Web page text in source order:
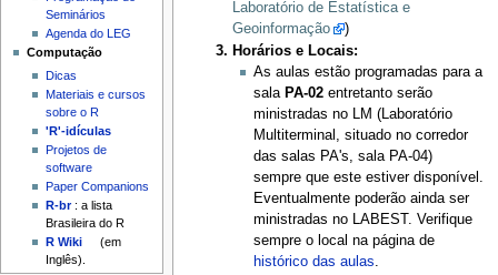
Laboratório de Estatística e
Geoinformação
)
Horários e Locais:
As aulas estão programadas para a
sala PA-02 entretanto serão
ministradas no LM (Laboratório
Multiterminal, situado no corredor
das salas PA's, sala PA-04)
sempre que este estiver disponível.
Eventualmente poderão ainda ser
ministradas no LABEST. Verifique
sempre o local na página de
histórico das aulas.
Seminários
Agenda do LEG
Computação
Dicas
Materiais e cursos
sobre o R
'R'-idículas
Projetos de
software
Paper Companions
R-br: a lista
Brasileira do R
R Wiki
(em
Inglês).